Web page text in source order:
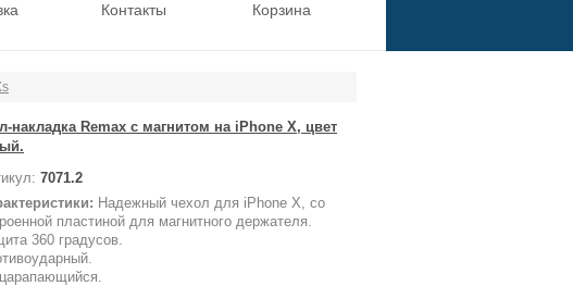
Контакты Корзина
накладка Remax c магнитом на iPhone X, цвет
7071.2
Надежный чехол для iPhone X, со
пластиной для магнитного держателя.
360 градусов.